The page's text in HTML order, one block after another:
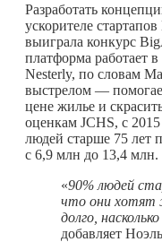
Разработать
ускорителе
выиграла конкурс
платформа работает
Nesterly, по словам
выстрелом —
цене жилье и
оценкам JCHS, с
людей старше 75 лет
с 6,9 млн до 13,4 млн.
«90% людей
что они хотят
долго,
добавляет